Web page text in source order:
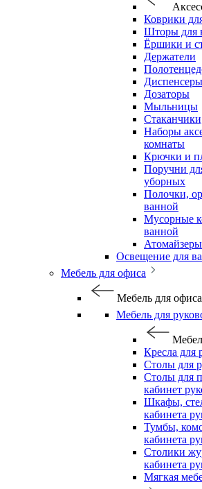
Коврики
Шторы для
Ёршики и
Держатели
Диспенсеры
Дозаторы
Мыльницы
Наборы
комнаты
Крючки и
Поручни
уборных
Полочки,
ванной
Мусорные
ванной
Освещение для
Мебель для офиса
Мебель для офиса
Мебель для
Кресла для
Столы для
Столы для
кабинет
Шкафы,
кабинета
Тумбы,
кабинета
Столики
кабинета
Мягкая